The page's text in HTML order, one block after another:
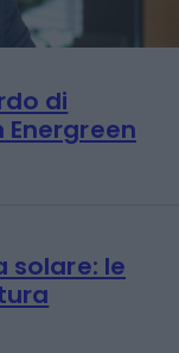
di
solare: le